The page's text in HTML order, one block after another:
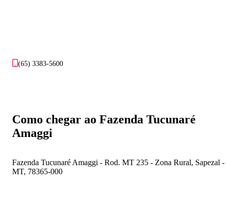
(65) 3383-5600
Como chegar ao Fazenda Tucunaré
Amaggi
Fazenda Tucunaré Amaggi - Rod. MT 235 - Zona Rural, Sapezal -
MT, 78365-000